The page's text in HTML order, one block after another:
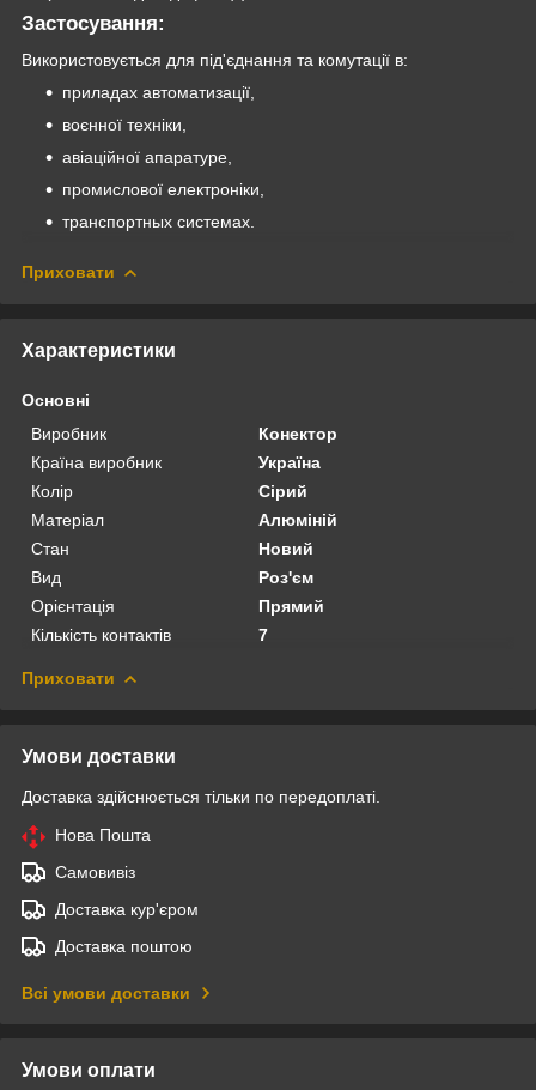
Застосування:
Використовується для під'єднання та комутації в:
приладах автоматизації,
воєнної техніки,
авіаційної апаратуре,
промислової електроніки,
транспортных системах.
Приховати
Характеристики
Основні
Виробник
Конектор
Країна виробник
Україна
Колір
Сірий
Матеріал
Алюміній
Стан
Новий
Вид
Роз'єм
Орієнтація
Прямий
Кількість контактів
7
Приховати
Умови доставки
Доставка здійснюється тільки по передоплаті.
Нова Пошта
Самовивіз
Доставка кур'єром
Доставка поштою
Всі умови доставки
Умови оплати